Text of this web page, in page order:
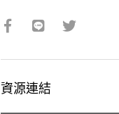
資源連結